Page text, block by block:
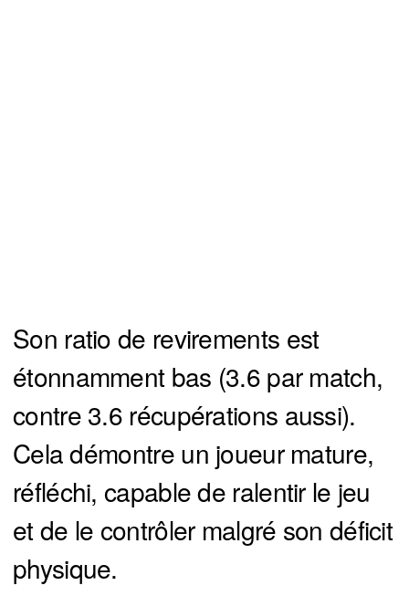
Son ratio de revirements est
étonnamment bas (3.6 par match,
contre 3.6 récupérations aussi).
Cela démontre un joueur mature,
réfléchi, capable de ralentir le jeu
et de le contrôler malgré son déficit
physique.